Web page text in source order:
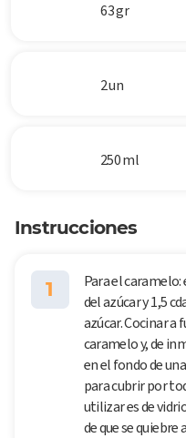
63 gr
2 un
250 ml
Instrucciones
1
Para el
del azúcar y 1,5
azúcar. Cocinar
caramelo y, de
en el fondo de
para cubrir por
utilizar es de
de que se